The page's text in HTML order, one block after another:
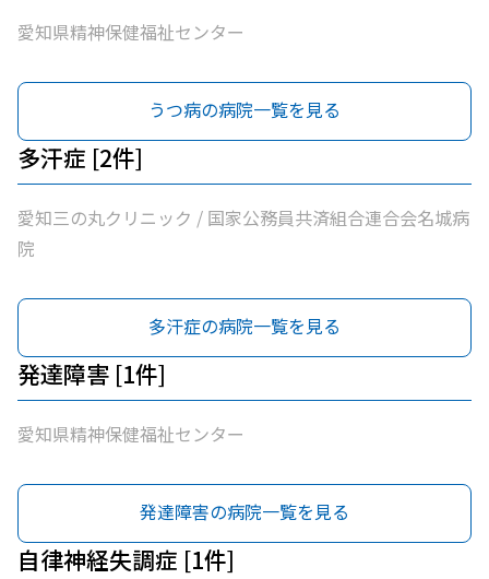
愛知県精神保健福祉センター
うつ病の病院一覧を見る
多汗症 [2件]
愛知三の丸クリニック / 国家公務員共済組合連合会名城病
院
多汗症の病院一覧を見る
発達障害 [1件]
愛知県精神保健福祉センター
発達障害の病院一覧を見る
自律神経失調症 [1件]